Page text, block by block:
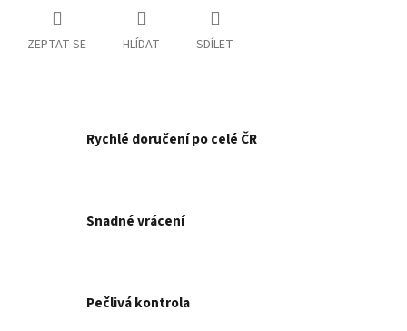
ZEPTAT SE HLÍDAT SDÍLET
Rychlé doručení po celé ČR
Snadné vrácení
Pečlivá kontrola